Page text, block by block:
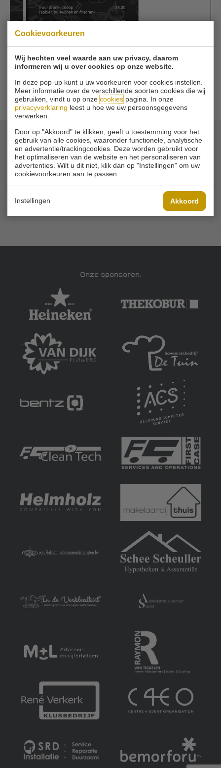
Cookievoorkeuren
Wij hechten veel waarde aan uw privacy, daarom
informeren wij u over cookies op onze website.
In deze pop-up kunt u uw voorkeuren voor cookies instellen.
Meer informatie over de verschillende soorten cookies die wij
gebruiken, vindt u op onzecookiespagina. In onze
privacyverklaring leest u hoe we uw persoonsgegevens
verwerken.
Door op "Akkoord" te klikken, geeft u toestemming voor het
gebruik van alle cookies, waaronder functionele, analytische
en advertentie/trackingcookies. Deze worden gebruikt voor
het optimaliseren van de website en het personaliseren van
advertenties. Wilt u dit niet, klik dan op "Instellingen" om uw
cookievoorkeuren aan te passen.
Instellingen Akkoord
TERUG
© 2026 Golfbaan Schinkelshoek
Zuidbuurt 79 - 3132 KA Vlaardingen|
Tel
010 - 460 21 39
Onze sponsoren: